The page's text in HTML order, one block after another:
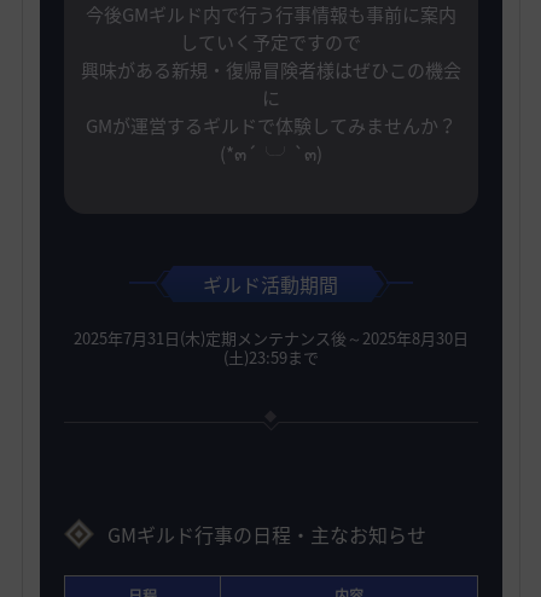
今後GMギルド内で行う行事情報も事前に案内
していく予定ですので
興味がある新規・復帰冒険者様はぜひこの機会
に
GMが運営するギルドで体験してみませんか？
(*๓´╰╯`๓)
ギルド活動期間
2025年7月31日(木)定期メンテナンス後～2025年8月30日
(土)23:59まで
GMギルド行事の日程・主なお知らせ